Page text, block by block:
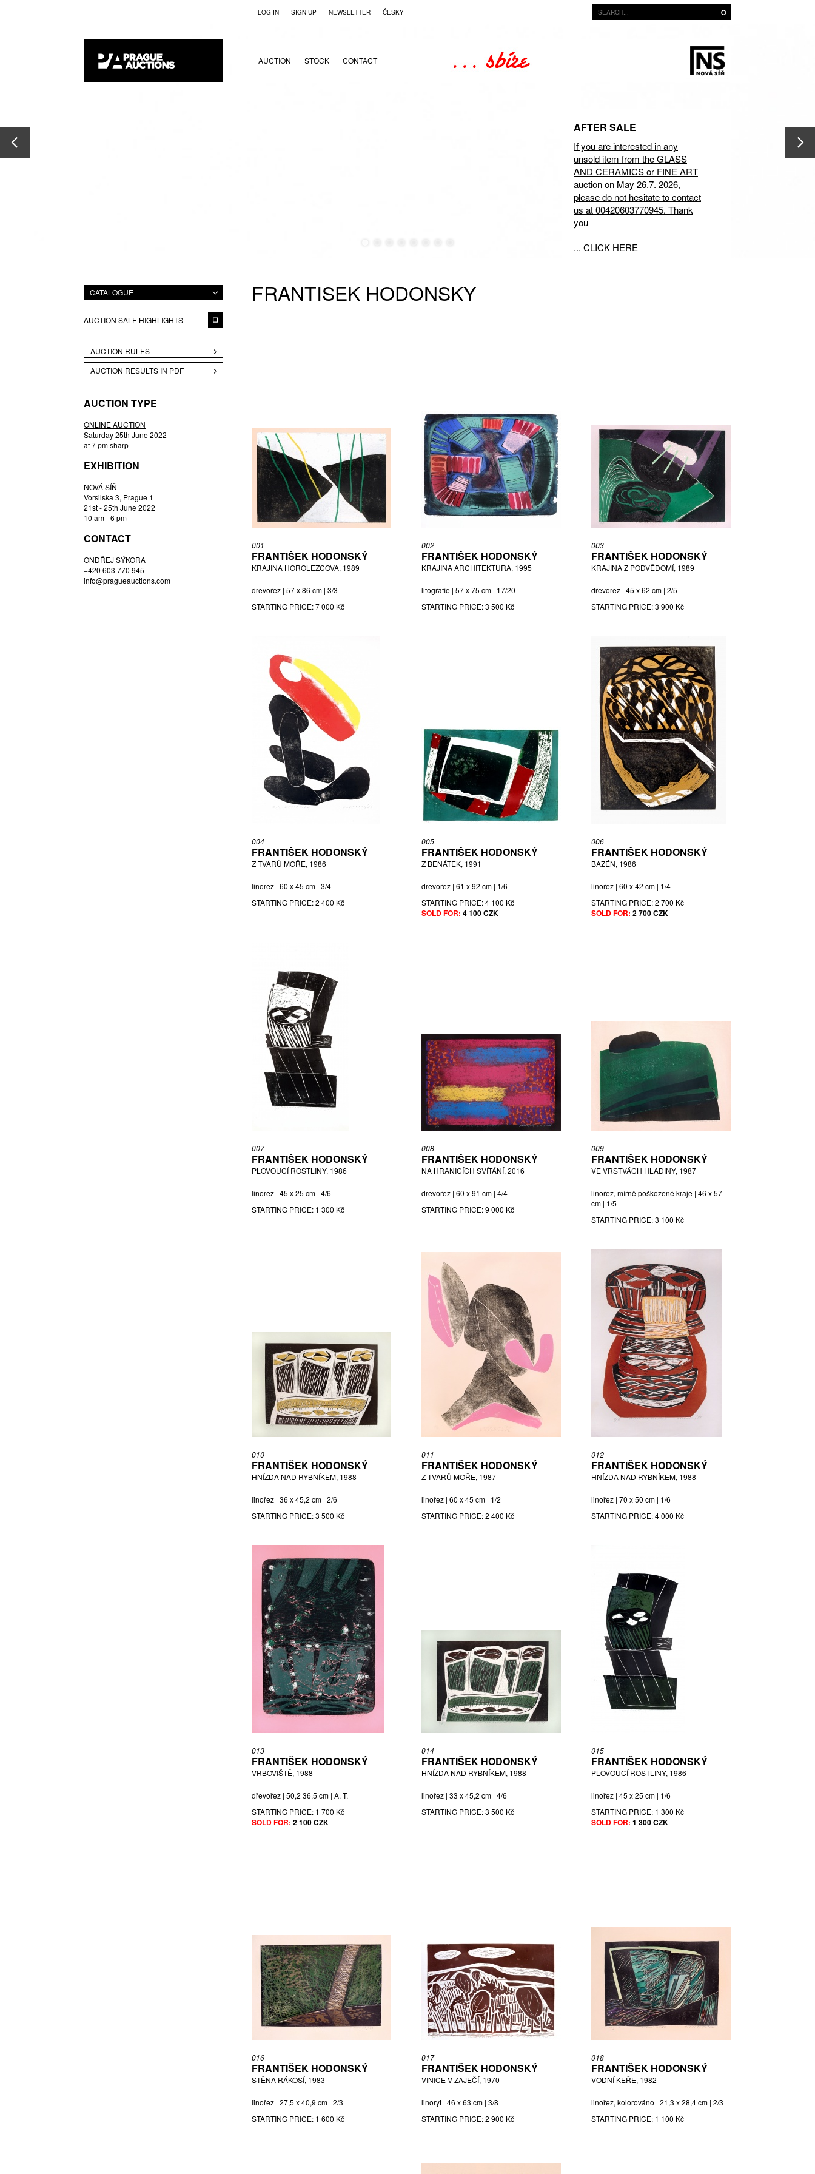
LOG IN SIGN UP NEWSLETTER ČESKY
AUCTION STOCK CONTACT
AFTER SALE
If you are interested in any
unsold item from the GLASS
AND CERAMICS or FINE ART
auction on May 26.7. 2026,
please do not hesitate to contact
us at 00420603770945. Thank
you
... CLICK HERE
CATALOGUE
AUCTION SALE HIGHLIGHTS
AUCTION RULES
AUCTION RESULTS IN PDF
AUCTION TYPE
ONLINE AUCTION
Saturday 25th June 2022
at 7 pm sharp
EXHIBITION
NOVÁ SÍŇ
Vorsilska 3, Prague 1
21st - 25th June 2022
10 am - 6 pm
CONTACT
ONDŘEJ SÝKORA
+420 603 770 945
info@pragueauctions.com
FRANTISEK HODONSKY
001
FRANTIŠEK HODONSKÝ
KRAJINA HOROLEZCOVA, 1989
dřevořez | 57 x 86 cm | 3/3
STARTING PRICE:7 000 Kč
002
FRANTIŠEK HODONSKÝ
KRAJINA ARCHITEKTURA, 1995
litografie | 57 x 75 cm | 17/20
STARTING PRICE:3 500 Kč
003
FRANTIŠEK HODONSKÝ
KRAJINA Z PODVĚDOMÍ, 1989
dřevořez | 45 x 62 cm | 2/5
STARTING PRICE:3 900 Kč
004
FRANTIŠEK HODONSKÝ
Z TVARŮ MOŘE, 1986
linořez | 60 x 45 cm | 3/4
STARTING PRICE:2 400 Kč
005
FRANTIŠEK HODONSKÝ
Z BENÁTEK, 1991
dřevořez | 61 x 92 cm | 1/6
STARTING PRICE:4 100 Kč
SOLD FOR: 4 100 CZK
006
FRANTIŠEK HODONSKÝ
BAZÉN, 1986
linořez | 60 x 42 cm | 1/4
STARTING PRICE:2 700 Kč
SOLD FOR: 2 700 CZK
007
FRANTIŠEK HODONSKÝ
PLOVOUCÍ ROSTLINY, 1986
linořez | 45 x 25 cm | 4/6
STARTING PRICE: 1 300 Kč
008
FRANTIŠEK HODONSKÝ
NA HRANICÍCH SVÍTÁNÍ, 2016
dřevořez | 60 x 91 cm | 4/4
STARTING PRICE:9 000 Kč
009
FRANTIŠEK HODONSKÝ
VE VRSTVÁCH HLADINY, 1987
linořez, mírně poškozené kraje | 46 x 57
cm | 1/5
STARTING PRICE:3 100 Kč
010
FRANTIŠEK HODONSKÝ
HNÍZDA NAD RYBNÍKEM, 1988
linořez | 36 x 45,2 cm | 2/6
STARTING PRICE:3 500 Kč
011
FRANTIŠEK HODONSKÝ
Z TVARŮ MOŘE, 1987
linořez | 60 x 45 cm | 1/2
STARTING PRICE:2 400 Kč
012
FRANTIŠEK HODONSKÝ
HNÍZDA NAD RYBNÍKEM, 1988
linořez | 70 x 50 cm | 1/6
STARTING PRICE:4 000 Kč
013
FRANTIŠEK HODONSKÝ
VRBOVIŠTĚ, 1988
dřevořez | 50,2 36,5 cm | A. T.
STARTING PRICE: 1 700 Kč
SOLD FOR: 2 100 CZK
014
FRANTIŠEK HODONSKÝ
HNÍZDA NAD RYBNÍKEM, 1988
linořez | 33 x 45,2 cm | 4/6
STARTING PRICE:3 500 Kč
015
FRANTIŠEK HODONSKÝ
PLOVOUCÍ ROSTLINY, 1986
linořez | 45 x 25 cm | 1/6
STARTING PRICE: 1 300 Kč
SOLD FOR: 1 300 CZK
016
FRANTIŠEK HODONSKÝ
STĚNA RÁKOSÍ, 1983
linořez | 27,5 x 40,9 cm | 2/3
STARTING PRICE: 1 600 Kč
017
FRANTIŠEK HODONSKÝ
VINICE V ZAJEČÍ, 1970
linoryt | 46 x 63 cm | 3/8
STARTING PRICE:2 900 Kč
018
FRANTIŠEK HODONSKÝ
VODNÍ KEŘE, 1982
linořez, kolorováno | 21,3 x 28,4 cm | 2/3
STARTING PRICE: 1 100 Kč